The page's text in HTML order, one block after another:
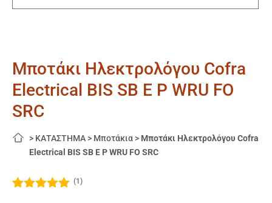
Μποτάκι Ηλεκτρολόγου Cofra
Electrical BIS SB E P WRU FO
SRC
> ΚΑΤΑΣΤΗΜΑ > Μποτάκια > Μποτάκι Ηλεκτρολόγου Cofra
Electrical BIS SB E P WRU FO SRC
(1)